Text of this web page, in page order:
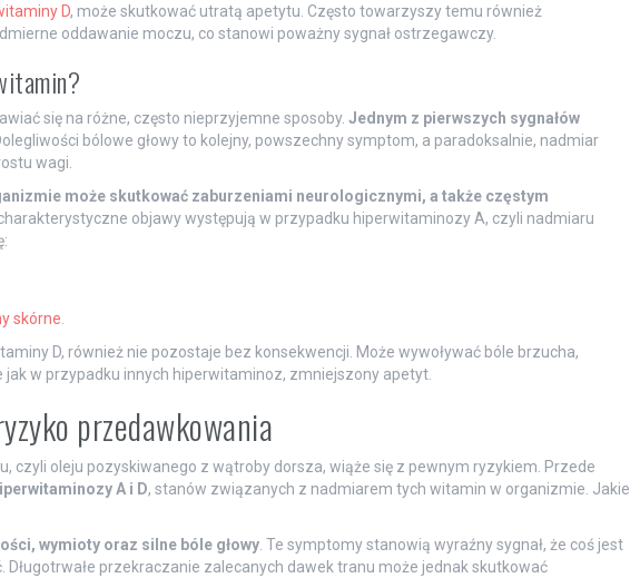
D, może skutkować utratą apetytu. Często towarzyszy temu również
oddawanie moczu, co stanowi poważny sygnał ostrzegawczy.
się na różne, często nieprzyjemne sposoby. Jednym z pierwszych sygnałów
bólowe głowy to kolejny, powszechny symptom, a paradoksalnie, nadmiar
wagi.
może skutkować zaburzeniami neurologicznymi, a także częstym
objawy występują w przypadku hiperwitaminozy A, czyli nadmiaru
skórne
D, również nie pozostaje bez konsekwencji. Może wywoływać bóle brzucha,
w przypadku innych hiperwitaminoz, zmniejszony apetyt.
przedawkowania
czyli oleju pozyskiwanego z wątroby dorsza, wiąże się z pewnym ryzykiem. Przede
A i D, stanów związanych z nadmiarem tych witamin w organizmie. Jakie
wymioty oraz silne bóle głowy. Te symptomy stanowią wyraźny sygnał, że coś jest
Długotrwałe przekraczanie zalecanych dawek tranu może jednak skutkować